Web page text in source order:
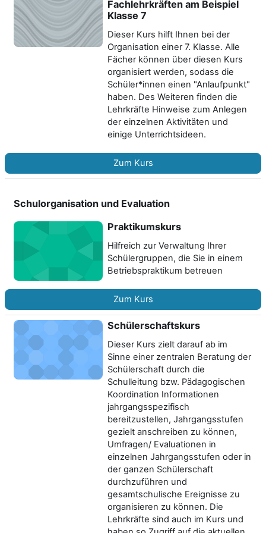
Fachlehrkräften am Beispiel
Klasse 7
Dieser Kurs hilft Ihnen bei der
Organisation einer 7. Klasse. Alle
Fächer können über diesen Kurs
organisiert werden, sodass die
Schüler*innen einen "Anlaufpunkt"
haben. Des Weiteren finden die
Lehrkräfte Hinweise zum Anlegen
der einzelnen Aktivitäten und
einige Unterrichtsideen.
Zum Kurs
Schulorganisation und Evaluation
Praktikumskurs
Hilfreich zur Verwaltung Ihrer
Schülergruppen, die Sie in einem
Betriebspraktikum betreuen
Zum Kurs
Schülerschaftskurs
Dieser Kurs zielt darauf ab im
Sinne einer zentralen Beratung der
Schülerschaft durch die
Schulleitung bzw. Pädagogischen
Koordination Informationen
jahrgangsspezifisch
bereitzustellen, Jahrgangsstufen
gezielt anschreiben zu können,
Umfragen/ Evaluationen in
einzelnen Jahrgangsstufen oder in
der ganzen Schülerschaft
durchzuführen und
gesamtschulische Ereignisse zu
organisieren zu können. Die
Lehrkräfte sind auch im Kurs und